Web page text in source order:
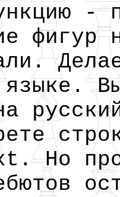
-
фигур
языке.
Но